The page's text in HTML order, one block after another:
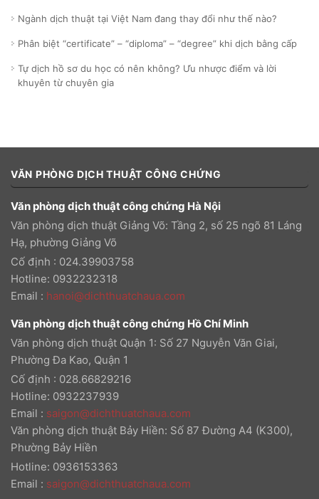
Ngành dịch thuật tại Việt Nam đang thay đổi như thế nào?
Phân biệt “certificate” – “diploma” – “degree” khi dịch bằng cấp
Tự dịch hồ sơ du học có nên không? Ưu nhược điểm và lời
khuyên từ chuyên gia
VĂN PHÒNG DỊCH THUẬT CÔNG CHỨNG
Văn phòng dịch thuật công chứng Hà Nội
Văn phòng dịch thuật Giảng Võ: Tầng 2, số 25 ngõ 81 Láng
Hạ, phường Giảng Võ
Cố định : 024.39903758
Hotline: 0932232318
Email : hanoi@dichthuatchaua.com
Văn phòng dịch thuật công chứng Hồ Chí Minh
Văn phòng dịch thuật Quận 1: Số 27 Nguyễn Văn Giai,
Phường Đa Kao, Quận 1
Cố định : 028.66829216
Hotline: 0932237939
Email : saigon@dichthuatchaua.com
Văn phòng dịch thuật Bảy Hiền: Số 87 Đường A4 (K300),
Phường Bảy Hiền
Hotline: 0936153363
Email : saigon@dichthuatchaua.com